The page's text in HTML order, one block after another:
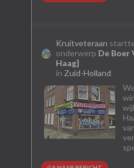
Kruitveteraan
onderwerp De Boer
Haag]
in Zuid-Holland